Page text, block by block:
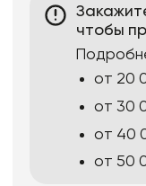
чтобы
от 20
от 30
от 40
от 50